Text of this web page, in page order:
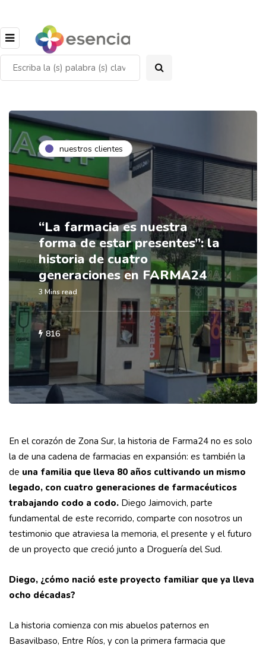
nuestros clientes
“La farmacia es nuestra
forma de estar presentes”: la
historia de cuatro
generaciones en FARMA24
3 Mins read
816
En el corazón de Zona Sur, la historia de Farma24 no es solo
la de una cadena de farmacias en expansión: es también la
de una familia que lleva 80 años cultivando un mismo
legado, con cuatro generaciones de farmacéuticos
trabajando codo a codo. Diego Jaimovich, parte
fundamental de este recorrido, comparte con nosotros un
testimonio que atraviesa la memoria, el presente y el futuro
de un proyecto que creció junto a Droguería del Sud.
Diego, ¿cómo nació este proyecto familiar que ya lleva
ocho décadas?
La historia comienza con mis abuelos paternos en
Basavilbaso, Entre Ríos, y con la primera farmacia que